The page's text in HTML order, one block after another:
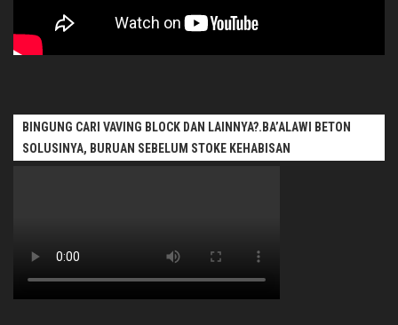
BINGUNG CARI VAVING BLOCK DAN LAINNYA?.BA’ALAWI BETON
SOLUSINYA, BURUAN SEBELUM STOKE KEHABISAN